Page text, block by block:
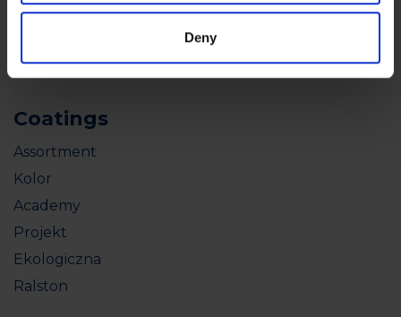
Deny
Irlandii
Ukraina
Coatings
Assortment
Kolor
Academy
Projekt
Ekologiczna
Ralston